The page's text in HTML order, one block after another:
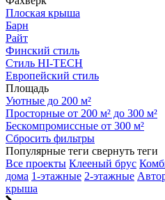
Плоская крыша
Барн
Райт
Финский стиль
Стиль HI-TECH
Европейский стиль
Площадь
Уютные до 200 м²
Просторные от 200 м² до 300 м²
Бескомпромиссные от 300 м²
Сбросить фильтры
Популярные теги свернуть теги
Все проекты Клееный брус
дома 1-этажные 2-этажные
крыша